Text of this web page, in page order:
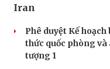
Iran
Phê duyệt Kế
thức quốc phòng và
tượng 1